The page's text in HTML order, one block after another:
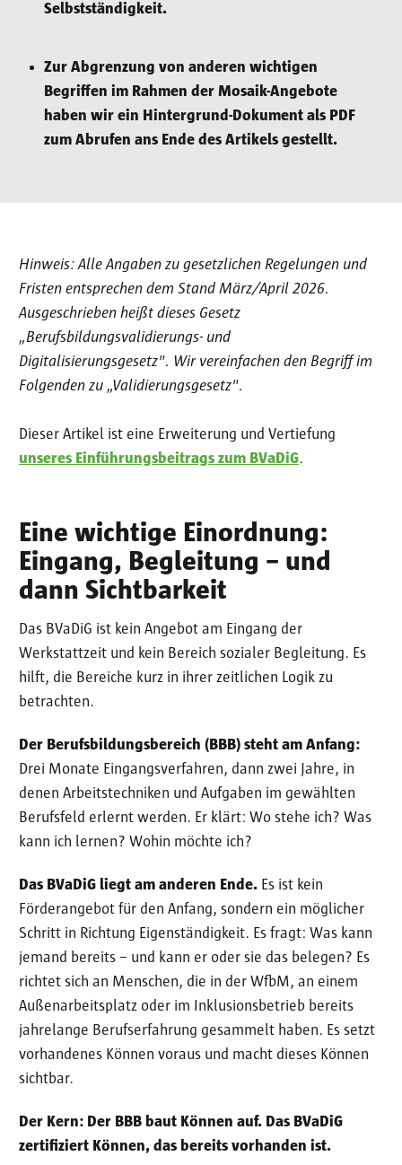
Selbstständigkeit.
Zur Abgrenzung von anderen wichtigen
Begriffen im Rahmen der Mosaik-Angebote
haben wir ein Hintergrund-Dokument als PDF
zum Abrufen ans Ende des Artikels gestellt.
Hinweis: Alle Angaben zu gesetzlichen Regelungen und
Fristen entsprechen dem Stand März/April 2026.
Ausgeschrieben heißt dieses Gesetz
„Berufsbildungsvalidierungs- und
Digitalisierungsgesetz". Wir vereinfachen den Begriff im
Folgenden zu „Validierungsgesetz".
Dieser Artikel ist eine Erweiterung und Vertiefung
unseres Einführungsbeitrags zum BVaDiG.
Eine wichtige Einordnung:
Eingang, Begleitung – und
dann Sichtbarkeit
Das BVaDiG ist kein Angebot am Eingang der
Werkstattzeit und kein Bereich sozialer Begleitung. Es
hilft, die Bereiche kurz in ihrer zeitlichen Logik zu
betrachten.
Der Berufsbildungsbereich (BBB) steht am Anfang:
Drei Monate Eingangsverfahren, dann zwei Jahre, in
denen Arbeitstechniken und Aufgaben im gewählten
Berufsfeld erlernt werden. Er klärt: Wo stehe ich? Was
kann ich lernen? Wohin möchte ich?
Das BVaDiG liegt am anderen Ende. Es ist kein
Förderangebot für den Anfang, sondern ein möglicher
Schritt in Richtung Eigenständigkeit. Es fragt: Was kann
jemand bereits – und kann er oder sie das belegen? Es
richtet sich an Menschen, die in der WfbM, an einem
Außenarbeitsplatz oder im Inklusionsbetrieb bereits
jahrelange Berufserfahrung gesammelt haben. Es setzt
vorhandenes Können voraus und macht dieses Können
sichtbar.
Der Kern: Der BBB baut Können auf. Das BVaDiG
zertifiziert Können, das bereits vorhanden ist.